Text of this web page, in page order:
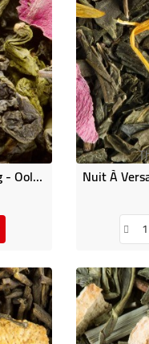
Jardin Du Luxembourg 100g - Oolong Vrac Dammann